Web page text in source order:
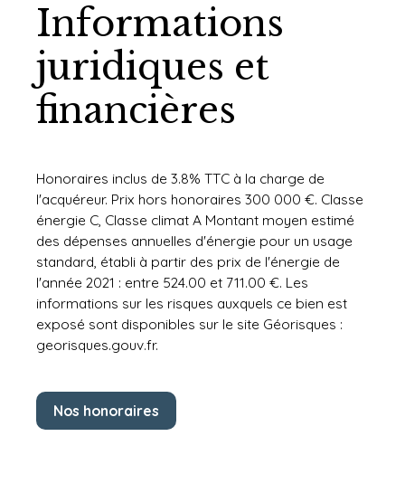
Informations
juridiques et
financières
Honoraires inclus de 3.8% TTC à la charge de
l'acquéreur. Prix hors honoraires 300 000 €. Classe
énergie C, Classe climat A Montant moyen estimé
des dépenses annuelles d'énergie pour un usage
standard, établi à partir des prix de l'énergie de
l'année 2021 : entre 524.00 et 711.00 €. Les
informations sur les risques auxquels ce bien est
exposé sont disponibles sur le site Géorisques :
georisques.gouv.fr.
Nos honoraires